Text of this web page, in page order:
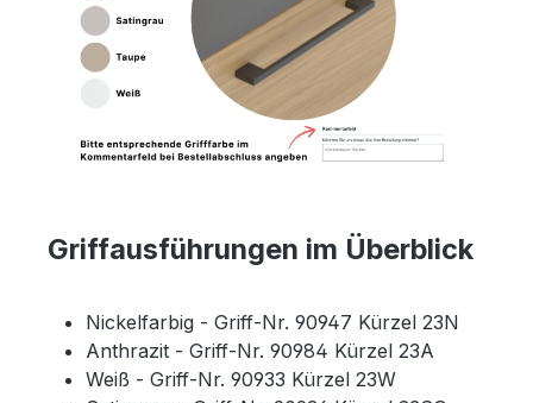
Griffausführungen im Überblick
Nickelfarbig - Griff-Nr. 90947 Kürzel 23N
Anthrazit - Griff-Nr. 90984 Kürzel 23A
Weiß - Griff-Nr. 90933 Kürzel 23W